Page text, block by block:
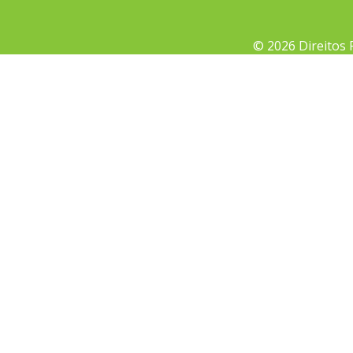
© 2026 Direitos